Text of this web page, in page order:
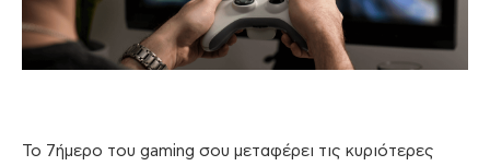
Το 7ήμερο του gaming σου μεταφέρει τις κυριότερες